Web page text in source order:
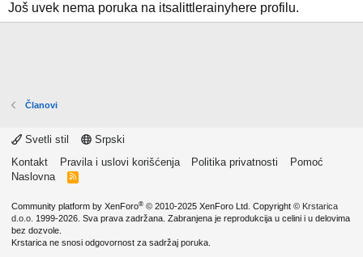
Još uvek nema poruka na itsalittlerainyhere profilu.
Članovi
Svetli stil
Srpski
Kontakt
Pravila i uslovi korišćenja Politika privatnosti
Pomoć
Naslovna
R
Community platform by XenForo® © 2010-2025 XenForo Ltd. Copyright © Krstarica
d.o.o. 1999-2026. Sva prava zadržana. Zabranjena je reprodukcija u celini i u delovima
bez dozvole.
Krstarica ne snosi odgovornost za sadržaj poruka.